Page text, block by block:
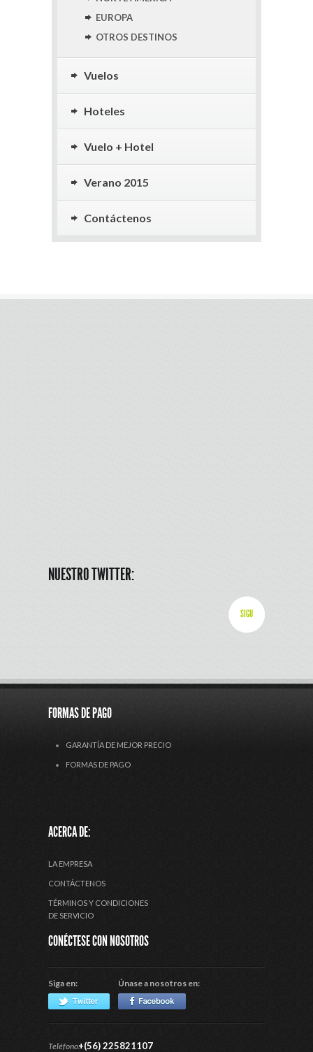
EUROPA
OTROS DESTINOS
Vuelos
Hoteles
Vuelo + Hotel
Verano 2015
Contáctenos
NUESTRO TWITTER:
SIGU
FORMAS DE PAGO
GARANTÍA DE MEJOR PRECIO
FORMAS DE PAGO
ACERCA DE:
LA EMPRESA
CONTÁCTENOS
TÉRMINOS Y CONDICIONES
DE SERVICIO
CONÉCTESE CON NOSOTROS
Siga en: Únase a nosotros en:
Teléfono:+(56) 225821107